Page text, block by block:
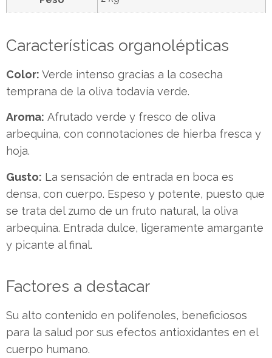
Características organolépticas
Color: Verde intenso gracias a la cosecha
temprana de la oliva todavía verde.
Aroma: Afrutado verde y fresco de oliva
arbequina, con connotaciones de hierba fresca y
hoja.
Gusto: La sensación de entrada en boca es
densa, con cuerpo. Espeso y potente, puesto que
se trata del zumo de un fruto natural, la oliva
arbequina. Entrada dulce, ligeramente amargante
y picante al final.
Factores a destacar
Su alto contenido en polifenoles, beneficiosos
para la salud por sus efectos antioxidantes en el
cuerpo humano.